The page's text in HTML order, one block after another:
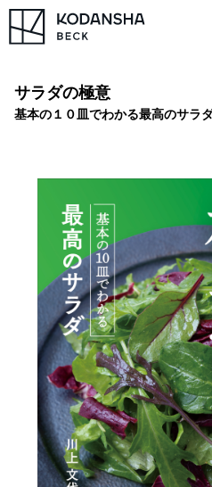
サラダの極意
基本の１０皿でわかる最高のサラ